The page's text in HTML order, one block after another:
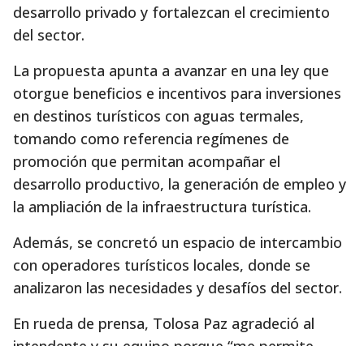
desarrollo privado y fortalezcan el crecimiento
del sector.
La propuesta apunta a avanzar en una ley que
otorgue beneficios e incentivos para inversiones
en destinos turísticos con aguas termales,
tomando como referencia regímenes de
promoción que permitan acompañar el
desarrollo productivo, la generación de empleo y
la ampliación de la infraestructura turística.
Además, se concretó un espacio de intercambio
con operadores turísticos locales, donde se
analizaron las necesidades y desafíos del sector.
En rueda de prensa, Tolosa Paz agradeció al